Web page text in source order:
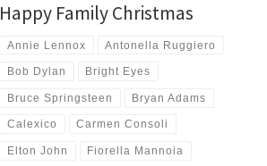
Happy Family Christmas
Annie Lennox Antonella Ruggiero
Bob Dylan Bright Eyes
Bruce Springsteen Bryan Adams
Calexico Carmen Consoli
Elton John Fiorella Mannoia